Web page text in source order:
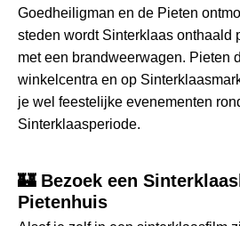
Goedheiligman en de Pieten
steden wordt Sinterklaas onthaald
met een brandweerwagen. Pieten
winkelcentra en op
je wel feestelijke evenementen
Sinterklaasperiode.
🏰 Bezoek een
Pietenhuis